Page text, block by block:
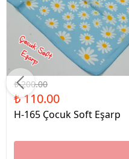
%45 İndirim
₺ 200.00
₺ 110.00
H-165 Çocuk Soft Eşarp